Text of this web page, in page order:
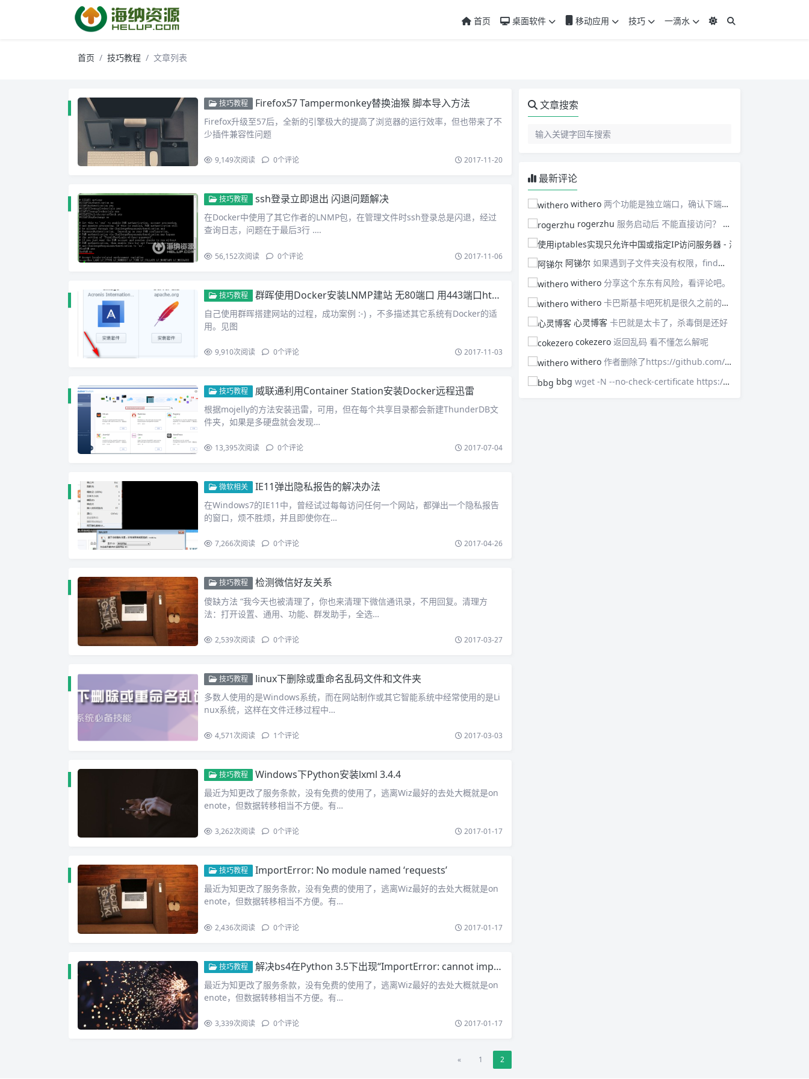
首页 桌面软件 移动应用 技巧 一滴水
首页 技巧教程 文章列表
技巧教程 Firefox57 Tampermonkey替换油猴 脚本导入方法
Firefox升级至57后，全新的引擎极大的提高了浏览器的运行效率，但也带来了不
少插件兼容性问题
9,149次阅读 0个评论 2017-11-20
技巧教程 ssh登录立即退出 闪退问题解决
在Docker中使用了其它作者的LNMP包，在管理文件时ssh登录总是闪退，经过
查询日志，问题在于最后3行 ….
56,152次阅读 0个评论 2017-11-06
技巧教程 群晖使用Docker安装LNMP建站 无80端口 用443端口https访问
自己使用群晖搭建网站的过程，成功案例 :-) ，不多描述其它系统有Docker的适
用。见图
9,910次阅读 0个评论 2017-11-03
技巧教程 威联通利用Container Station安装Docker远程迅雷
根据mojelly的方法安装迅雷，可用，但在每个共享目录都会新建ThunderDB文
件夹，如果是多硬盘就会发现…
13,395次阅读 0个评论 2017-07-04
微软相关 IE11弹出隐私报告的解决办法
在Windows7的IE11中，曾经试过每每访问任何一个网站，都弹出一个隐私报告
的窗口，烦不胜烦，并且即使你在…
7,266次阅读 0个评论 2017-04-26
技巧教程 检测微信好友关系
傻缺方法 “我今天也被清理了，你也来清理下微信通讯录，不用回复。清理方
法：打开设置、通用、功能、群发助手，全选…
2,539次阅读 0个评论 2017-03-27
技巧教程 linux下删除或重命名乱码文件和文件夹
多数人使用的是Windows系统，而在网站制作或其它智能系统中经常使用的是Li
nux系统，这样在文件迁移过程中…
4,571次阅读 1个评论 2017-03-03
技巧教程 Windows下Python安装lxml 3.4.4
最近为知更改了服务条款，没有免费的使用了，逃离Wiz最好的去处大概就是on
enote，但数据转移相当不方便。有…
3,262次阅读 0个评论 2017-01-17
技巧教程 ImportError: No module named ‘requests’
最近为知更改了服务条款，没有免费的使用了，逃离Wiz最好的去处大概就是on
enote，但数据转移相当不方便。有…
2,436次阅读 0个评论 2017-01-17
技巧教程 解决bs4在Python 3.5下出现“ImportError: cannot import name ‘HTMLParseError’”错误
最近为知更改了服务条款，没有免费的使用了，逃离Wiz最好的去处大概就是on
enote，但数据转移相当不方便。有…
3,339次阅读 0个评论 2017-01-17
« 1 2
文章搜索
最新评论
withero 两个功能是独立端口，确认下端口吧。或者查看下容器详情的日志，再对一遍设置，不行就重新来过。
rogerzhu 服务启动后 不能直接访问？ 是网络配置问题还是因为没有aria2？
阿锑尔 如果遇到子文件夹没有权限，find就会终止，有没有处理办法？
withero 分享这个东东有风险，看评论吧。
withero 卡巴斯基卡吧死机是很久之前的事了，现在不会，用Free版，基本上感觉不到他的存在，只有默默守护。
心灵博客 卡巴就是太卡了，杀毒倒是还好
cokezero 返回乱码 看不懂怎么解呢
withero 作者删除了https://github.com/FunctionClub/V2ray.fun
bbg wget -N --no-check-certificate https://raw.githubusercontent.com/FunctionClub/v2ray.fun/master/install.sh && bash install.sh新脚本已经失效了